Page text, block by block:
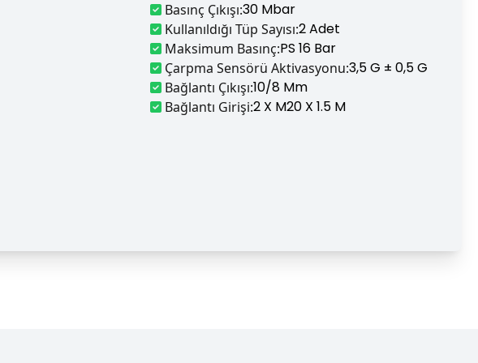
Basınç Çıkışı:30 Mbar
Kullanıldığı Tüp Sayısı:2 Adet
Maksimum Basınç:PS 16 Bar
Çarpma Sensörü Aktivasyonu:3,5 G ± 0,5 G
Bağlantı Çıkışı:10/8 Mm
Bağlantı Girişi:2 X M20 X 1.5 M